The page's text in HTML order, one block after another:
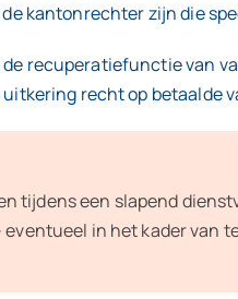
kantonrechter zijn die
recuperatiefunctie van
recht op betaalde
tijdens een slapend
in het kader van